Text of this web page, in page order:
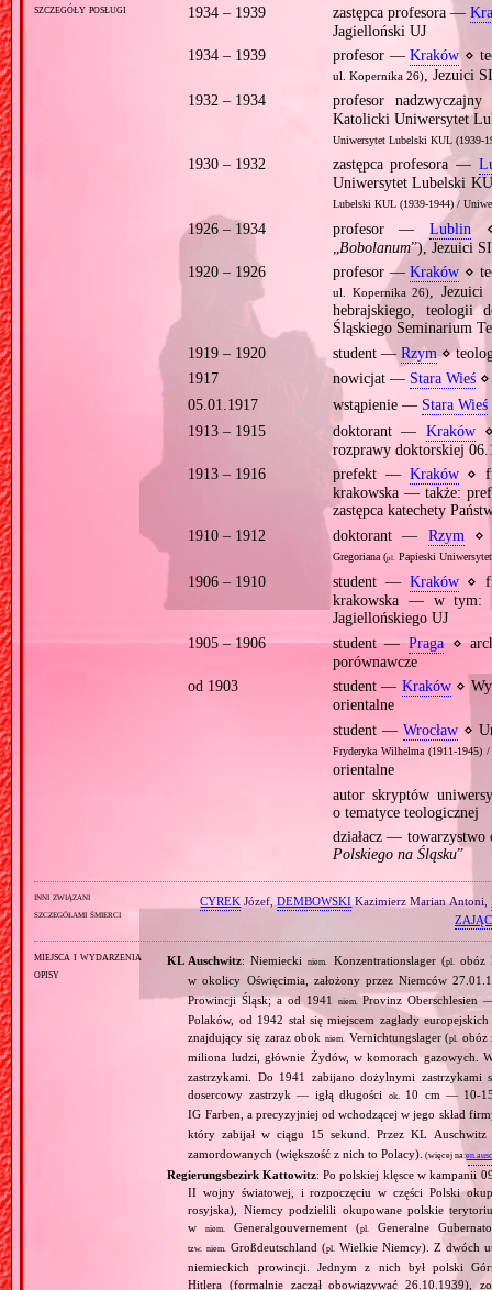
szczegóły posługi 1934 – 1939 zastępca profesora —
Jagielloński UJ
1934 – 1939
profesor —Kraków⋄
ul. Kopernika 26), Jezuici SI
1932 – 1934
profesor
Katolicki Uniwersytet
Uniwersytet Lubelski KUL
1930 – 1932 zastępca profesora —
Uniwersytet Lubelski
Lubelski KUL (1939‐1944) /
1926 – 1934 profesor —Lublin ⋄
Bobolanum”), Jezuici SI
1920 – 1926
profesor —Kraków ⋄
ul. Kopernika 26),
hebrajskiego, teologii
Śląskiego Seminarium
1919 – 1920
student — Rzym ⋄
1917
nowicjat — Stara Wieś⋄
05.01.1917
wstąpienie — Stara Wieś
1913 – 1915
doktorant — Kraków⋄
rozprawy doktorskiej
1913 – 1916
prefekt — Kraków⋄
krakowska — także:
zastępca katechety
1910 – 1912
doktorant — Rzym ⋄
Gregoriana (pl. Papieski
1906 – 1910 student — Kraków⋄
krakowska — w tym:
Jagiellońskiego UJ
1905 – 1906
student —Praga⋄
porównawcze
od 1903
student — Kraków⋄
orientalne
student —Wrocław ⋄
Fryderyka Wilhelma
orientalne
autor skryptów
o tematyce teologicznej
działacz — towarzystwo
Polskiego na Śląsku”
inni związani
szczegółami śmierci
CYREK Józef,DEMBOWSKI Kazimierz Marian Antoni,
ZAJĄC
miejsca i wydarzenia
opisy
KL Auschwitz: Niemieckiniem. Konzentrationslager (pl. obóz
w okolicy Oświęcimia, założony przez Niemców
Prowincji Śląsk; a od 1941
niem. Provinz Oberschlesien
Polaków, od 1942 stał się miejscem zagłady
znajdujący się zaraz obok niem. Vernichtungslager (pl. obóz
miliona ludzi, głównie Żydów, w komorach gazowych.
zastrzykami. Do 1941 zabijano dożylnymi zastrzykami
dosercowy zastrzyk — igłą długości
ok.
10 cm —
IG Farben, a precyzyjniej od wchodzącej w jego skład
który zabijał w ciągu 15 sekund. Przez KL
zamordowanych (większość z nich to Polacy). (więcej na:
Regierungsbezirk Kattowitz: Po polskiej klęsce w kampanii
II wojny światowej, i rozpoczęciu w części Polski
rosyjska), Niemcy podzielili okupowane polskie
wniem. Generalgouvernement (pl. Generalne
tzw. niem. Großdeutschland (pl. Wielkie Niemcy). Z dwóch
niemieckich prowincji. Jednym z nich był polski
Hitlera (formalnie zaczął obowiązywać 26.10.1939),